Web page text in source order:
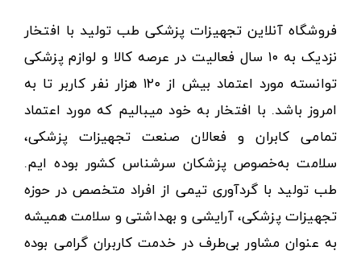
فروشگاه آنلاین تجهیزات پزشکی طب تولید با افتخار
نزدیک به ۱۰ سال فعالیت در عرصه کالا و لوازم پزشکی
توانسته مورد اعتماد بیش از ۱۲۰ هزار نفر کاربر تا به
امروز باشد. با افتخار به خود میبالیم که مورد اعتماد
تمامی کابران و فعالان صنعت تجهیزات پزشکی،
سلامت به‌خصوص پزشکان سرشناس کشور بوده ایم.
طب تولید با گردآوری تیمی از افراد متخصص در حوزه
تجهیزات پزشکی، آرایشی و بهداشتی و سلامت همیشه
به عنوان مشاور بی‌طرف در خدمت کاربران گرامی بوده